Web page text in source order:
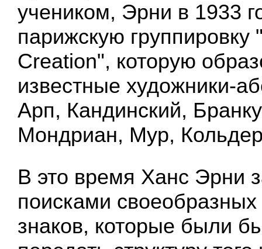
учеником, Эрни в 1933
парижскую группировку
Creation", которую
известные художники-
Арп, Кандинский,
Мондриан, Мур,
В это время Ханс Эрни
поисками
знаков, которые были